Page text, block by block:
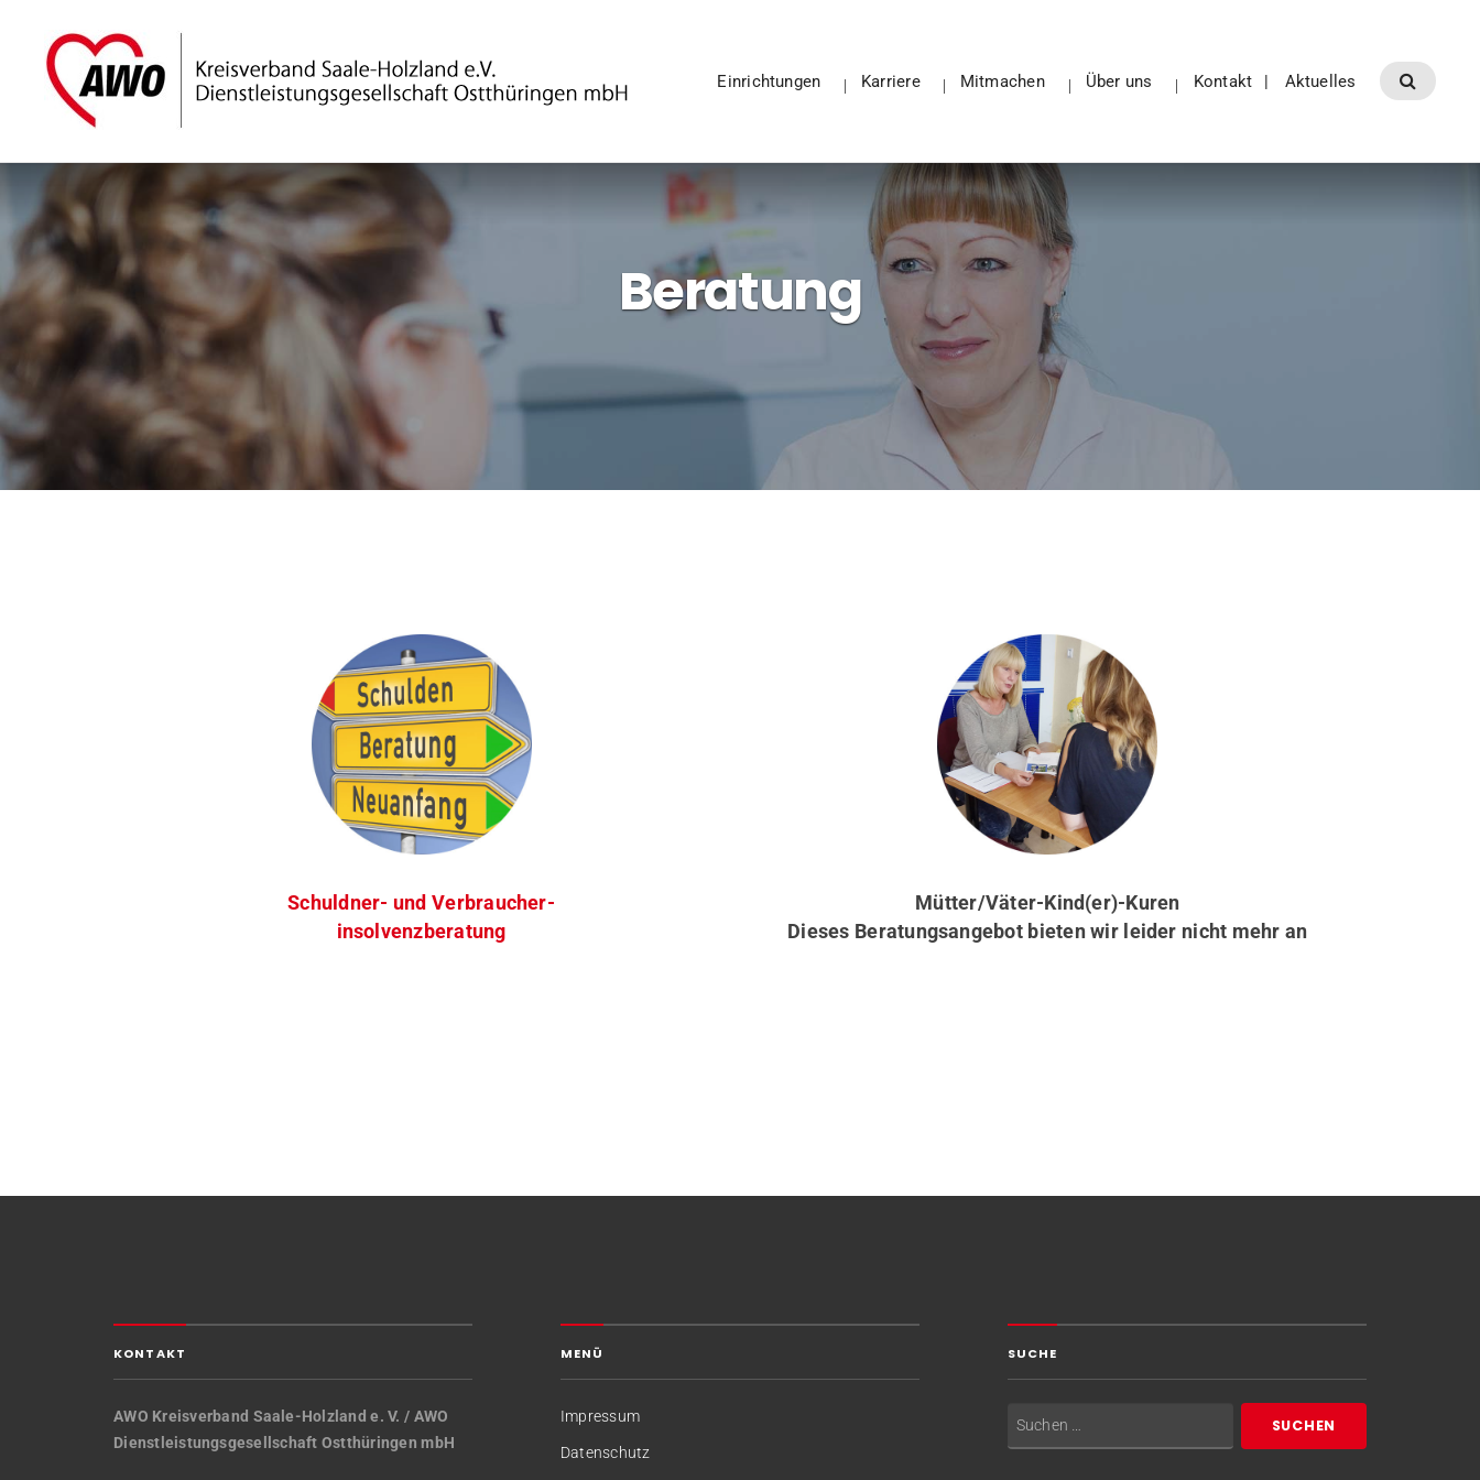
Einrichtungen Karriere Mitmachen Über uns Kontakt Aktuelles
Beratung
Schuldner- und Verbraucher-
insolvenzberatung
Mütter/Väter-Kind(er)-Kuren
Dieses Beratungsangebot bieten wir leider nicht mehr an
KONTAKT
AWO Kreisverband Saale-Holzland e. V. / AWO
Dienstleistungsgesellschaft Ostthüringen mbH
MENÜ
Impressum
Datenschutz
SUCHE